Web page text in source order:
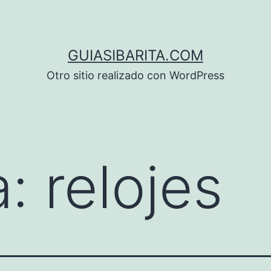
GUIASIBARITA.COM
Otro sitio realizado con WordPress
relojes